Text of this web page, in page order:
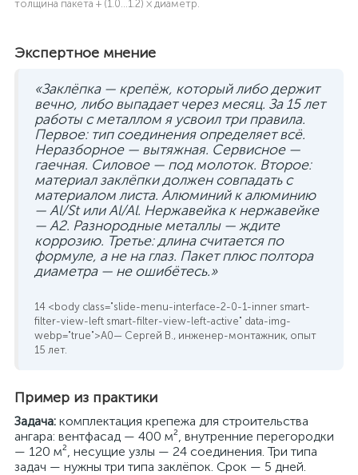
толщина пакета + (1.0…1.2) × диаметр.
Экспертное мнение
«Заклёпка — крепёж, который либо держит
вечно, либо выпадает через месяц. За 15 лет
работы с металлом я усвоил три правила.
Первое: тип соединения определяет всё.
Неразборное — вытяжная. Сервисное —
гаечная. Силовое — под молоток. Второе:
материал заклёпки должен совпадать с
материалом листа. Алюминий к алюминию
— Al/St или Al/Al. Нержавейка к нержавейке
— A2. Разнородные металлы — ждите
коррозию. Третье: длина считается по
формуле, а не на глаз. Пакет плюс полтора
диаметра — не ошибётесь.»
— Сергей В., инженер-монтажник, опыт
15 лет.
Пример из практики
Задача: комплектация крепежа для строительства
ангара: вентфасад — 400 м², внутренние перегородки
— 120 м², несущие узлы — 24 соединения. Три типа
задач — нужны три типа заклёпок. Срок — 5 дней.